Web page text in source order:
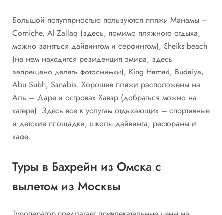
Большой популярностью пользуются пляжи Манамы –
Corniche, Al Zallaq (здесь, помимо пляжного отдыха,
можно заняться дайвингом и серфингом), Sheiks beach
(на нем находится резиденция эмира, здесь
запрещено делать фотоснимки), King Hamad, Budaiya,
Abu Subh, Sanabis. Хорошие пляжи расположены на
Аль – Даре и островах Хавар (добраться можно на
катере). Здесь все к услугам отдыхающих – спортивные
и детские площадки, школы дайвинга, рестораны и
кафе.
Туры в Бахрейн из Омска с
вылетом из Москвы